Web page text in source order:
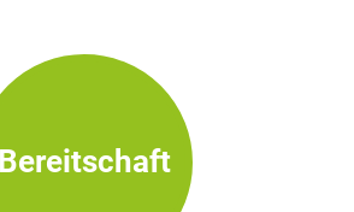
Bereitschaft